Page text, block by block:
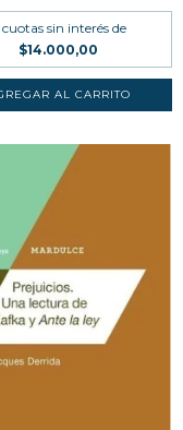
cuotas sin interés de
$14.000,00